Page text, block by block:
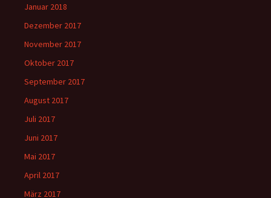
Januar 2018
Dezember 2017
November 2017
Oktober 2017
September 2017
August 2017
Juli 2017
Juni 2017
Mai 2017
April 2017
März 2017